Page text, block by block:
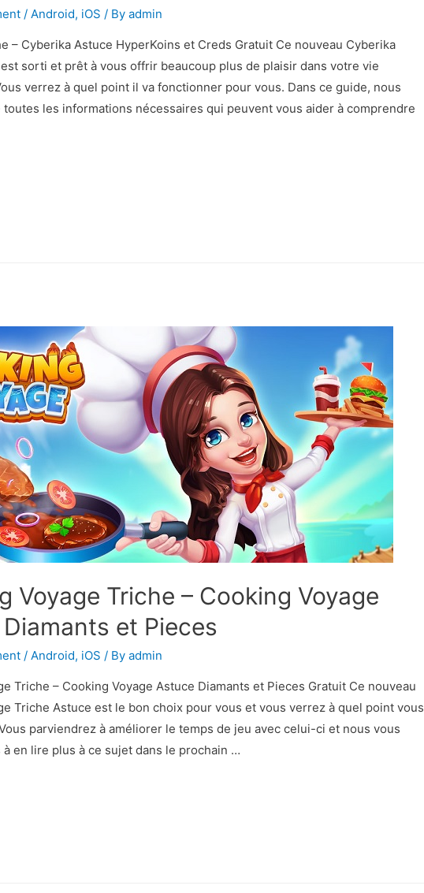
/Android, iOS / Byadmin
– Cyberika Astuce HyperKoins et Creds Gratuit Ce nouveau Cyberika
sorti et prêt à vous offrir beaucoup plus de plaisir dans votre vie
verrez à quel point il va fonctionner pour vous. Dans ce guide, nous
toutes les informations nécessaires qui peuvent vous aider à comprendre
Voyage Triche – Cooking Voyage
et Pieces
/ Android, iOS / Byadmin
Triche – Cooking Voyage Astuce Diamants et Pieces Gratuit Ce nouveau
Triche Astuce est le bon choix pour vous et vous verrez à quel point vous
parviendrez à améliorer le temps de jeu avec celui-ci et nous vous
en lire plus à ce sujet dans le prochain …